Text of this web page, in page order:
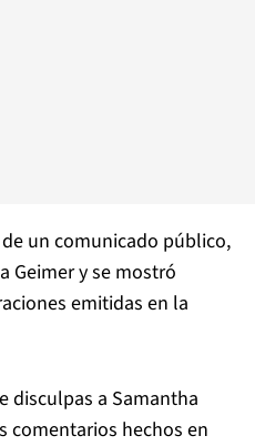
un comunicado público,
Geimer y se mostró
emitidas en la
disculpas a Samantha
comentarios hechos en